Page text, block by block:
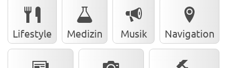
Lifestyle Medizin Musik Navigation